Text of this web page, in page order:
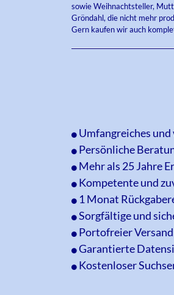
sowie Weihnachtsteller,
Gröndahl, die nicht mehr
Gern kaufen wir auch
Umfangreiches
Persönliche
Mehr als 25 Jahre
Kompetente und
1 Monat
Sorgfältige und
Portofreier Versand
Garantierte
Kostenloser